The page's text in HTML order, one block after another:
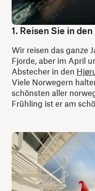
1. Reisen Sie in
Wir reisen das ganze
Fjorde, aber im April
Abstecher in den
Viele Norwegern
schönsten aller
Frühling ist er am